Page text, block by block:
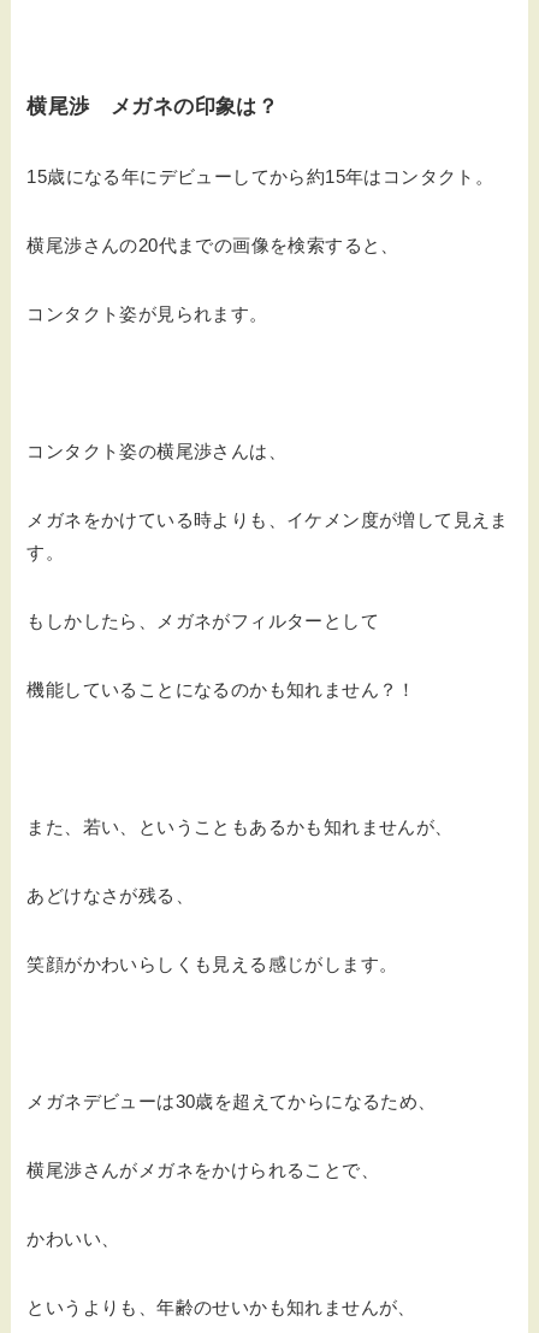
横尾渉 メガネの印象は？
15歳になる年にデビューしてから約15年はコンタクト。
横尾渉さんの20代までの画像を検索すると、
コンタクト姿が見られます。
コンタクト姿の横尾渉さんは、
メガネをかけている時よりも、イケメン度が増して見えま
す。
もしかしたら、メガネがフィルターとして
機能していることになるのかも知れません？！
また、若い、ということもあるかも知れませんが、
あどけなさが残る、
笑顔がかわいらしくも見える感じがします。
メガネデビューは30歳を超えてからになるため、
横尾渉さんがメガネをかけられることで、
かわいい、
というよりも、年齢のせいかも知れませんが、